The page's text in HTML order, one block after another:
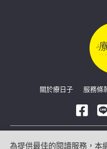
關於療日子 服務條
Copyright ©
為提供最佳的閱讀服務，本